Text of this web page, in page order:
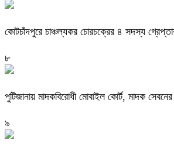
কোটচাঁদপুরে চাঞ্চল্যকর চোরচক্রের ৪ সদস্য
৮
পুটিজানায় মাদকবিরোধী মোবাইল কোর্ট, মাদক
৯